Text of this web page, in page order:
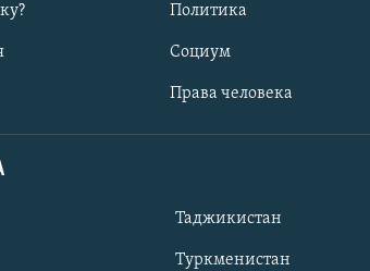
Политика
Социум
Права человека
Таджикистан
Туркменистан